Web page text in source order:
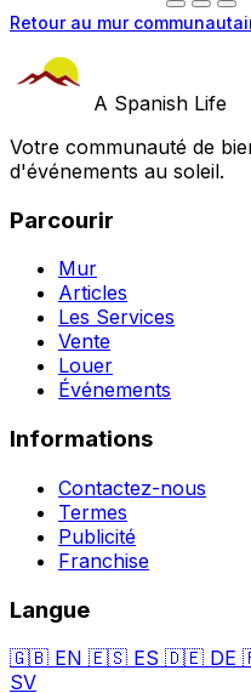
Retour au mur
A Spanish Life
Votre communauté de
d'événements au soleil.
Parcourir
Mur
Articles
Les Services
Vente
Louer
Événements
Informations
Contactez-nous
Termes
Publicité
Franchise
Langue
🇬🇧 EN 🇪🇸 ES 🇩🇪 DE
SV